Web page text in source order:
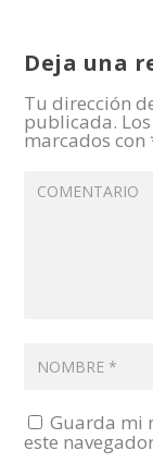
Deja una
Tu dirección
publicada.
marcados con
Guarda mi
este